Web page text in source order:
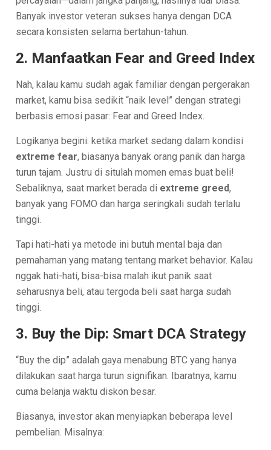
Banyak investor veteran sukses hanya dengan DCA
secara konsisten selama bertahun-tahun.
2. Manfaatkan Fear and Greed Index
Nah, kalau kamu sudah agak familiar dengan pergerakan
market, kamu bisa sedikit “naik level” dengan strategi
berbasis emosi pasar: Fear and Greed Index.
Logikanya begini: ketika market sedang dalam kondisi
extreme fear, biasanya banyak orang panik dan harga
turun tajam. Justru di situlah momen emas buat beli!
Sebaliknya, saat market berada di extreme greed,
banyak yang FOMO dan harga seringkali sudah terlalu
tinggi.
Tapi hati-hati ya metode ini butuh mental baja dan
pemahaman yang matang tentang market behavior. Kalau
nggak hati-hati, bisa-bisa malah ikut panik saat
seharusnya beli, atau tergoda beli saat harga sudah
tinggi.
3. Buy the Dip: Smart DCA Strategy
“Buy the dip” adalah gaya menabung BTC yang hanya
dilakukan saat harga turun signifikan. Ibaratnya, kamu
cuma belanja waktu diskon besar.
Biasanya, investor akan menyiapkan beberapa level
pembelian. Misalnya: